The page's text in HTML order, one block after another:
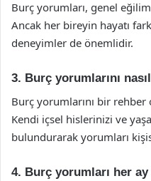
Burç yorumları, genel
Ancak her bireyin hayatı
deneyimler de önemlidir.
3. Burç yorumlarını
Burç yorumlarını bir
Kendi içsel hislerinizi ve
bulundurarak yorumları
4. Burç yorumları her